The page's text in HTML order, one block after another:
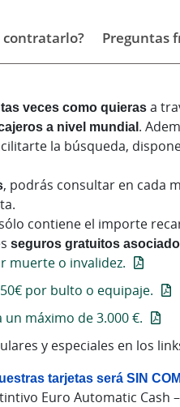
contratarlo? Preguntas
veces como quierasa
a nivel mundial.
la búsqueda,
, podrás consultar en cada
contiene el importe
seguros gratuitos
muerte o invalidez.
por bulto o equipaje.
un máximo de 3.000 €.
y especiales en los
tarjetas será SIN
Euro Automatic Cash